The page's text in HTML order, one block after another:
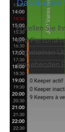
Dashboard
Erstellen Sie
und
allgemeinen
eingehenden